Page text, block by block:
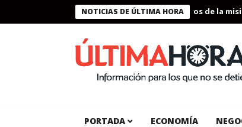
NOTICIAS DE ÚLTIMA HORA
Presidente Bukele condecora a miembros de la misión
PORTADA ECONOMÍA